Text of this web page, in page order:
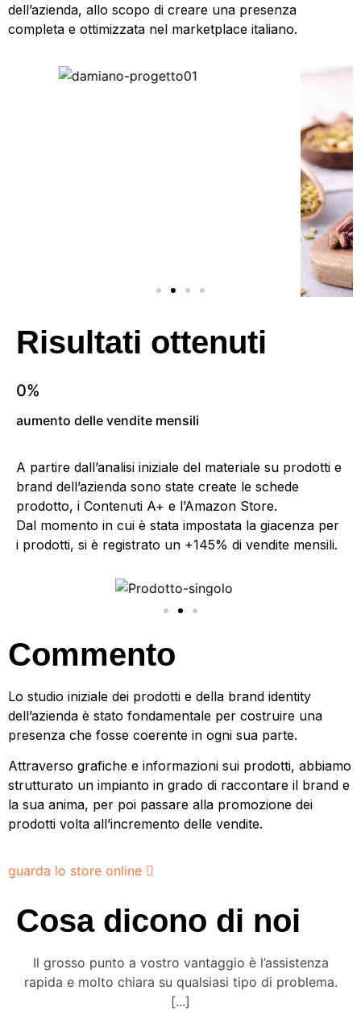
dell’azienda, allo scopo di creare una presenza
completa e ottimizzata nel marketplace italiano.
Risultati ottenuti
0%
aumento delle vendite mensili
A partire dall’analisi iniziale del materiale su prodotti e
brand dell’azienda sono state create le schede
prodotto, i Contenuti A+ e l’Amazon Store.
Dal momento in cui è stata impostata la giacenza per
i prodotti, si è registrato un +145% di vendite mensili.
Commento
Lo studio iniziale dei prodotti e della brand identity
dell’azienda è stato fondamentale per costruire una
presenza che fosse coerente in ogni sua parte.
Attraverso grafiche e informazioni sui prodotti, abbiamo
strutturato un impianto in grado di raccontare il brand e
la sua anima, per poi passare alla promozione dei
prodotti volta all’incremento delle vendite.
guarda lo store online
Cosa dicono di noi
Il grosso punto a vostro vantaggio è l’assistenza
rapida e molto chiara su qualsiasi tipo di problema.
[...]